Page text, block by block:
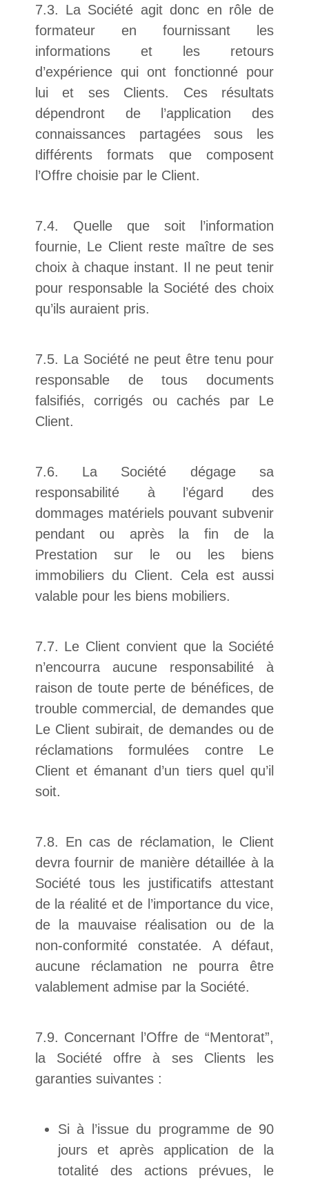
7.3. La Société agit donc en rôle de
formateur en fournissant les
informations et les retours
d’expérience qui ont fonctionné pour
lui et ses Clients. Ces résultats
dépendront de l’application des
connaissances partagées sous les
différents formats que composent
l’Offre choisie par le Client.
7.4. Quelle que soit l’information
fournie, Le Client reste maître de ses
choix à chaque instant. Il ne peut tenir
pour responsable la Société des choix
qu’ils auraient pris.
7.5. La Société ne peut être tenu pour
responsable de tous documents
falsifiés, corrigés ou cachés par Le
Client.
7.6. La Société dégage sa
responsabilité à l’égard des
dommages matériels pouvant subvenir
pendant ou après la fin de la
Prestation sur le ou les biens
immobiliers du Client. Cela est aussi
valable pour les biens mobiliers.
7.7. Le Client convient que la Société
n’encourra aucune responsabilité à
raison de toute perte de bénéfices, de
trouble commercial, de demandes que
Le Client subirait, de demandes ou de
réclamations formulées contre Le
Client et émanant d’un tiers quel qu’il
soit.
7.8. En cas de réclamation, le Client
devra fournir de manière détaillée à la
Société tous les justificatifs attestant
de la réalité et de l’importance du vice,
de la mauvaise réalisation ou de la
non-conformité constatée. A défaut,
aucune réclamation ne pourra être
valablement admise par la Société.
7.9. Concernant l’Offre de “Mentorat”,
la Société offre à ses Clients les
garanties suivantes :
Si à l’issue du programme de 90
jours et après application de la
totalité des actions prévues, le